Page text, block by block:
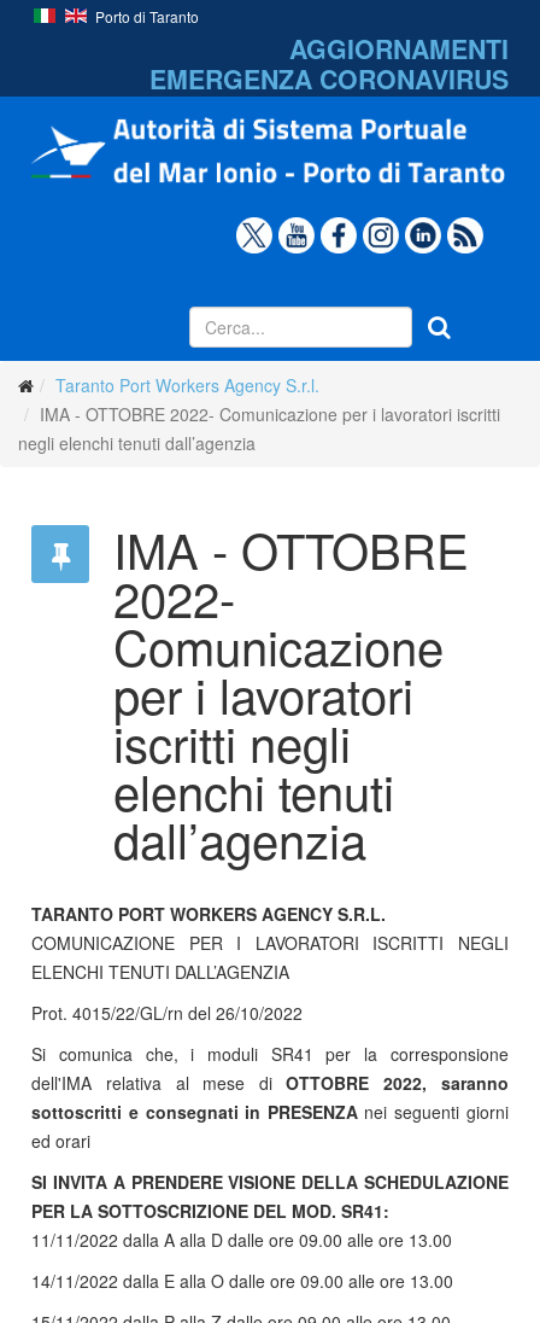
Porto di Taranto
AGGIORNAMENTI
EMERGENZA CORONAVIRUS
Taranto Port Workers Agency S.r.l.
IMA - OTTOBRE 2022- Comunicazione per i lavoratori iscritti
negli elenchi tenuti dall’agenzia
IMA - OTTOBRE
2022-
Comunicazione
per i lavoratori
iscritti negli
elenchi tenuti
dall’agenzia
TARANTO PORT WORKERS AGENCY S.R.L.
COMUNICAZIONE PER I LAVORATORI ISCRITTI NEGLI
ELENCHI TENUTI DALL’AGENZIA
Prot. 4015/22/GL/rn del 26/10/2022
Si comunica che, i moduli SR41 per la corresponsione
dell'IMA relativa al mese diOTTOBRE 2022, saranno
sottoscritti e consegnati in PRESENZAnei seguenti giorni
ed orari
SI INVITA A PRENDERE VISIONE DELLA SCHEDULAZIONE
PER LA SOTTOSCRIZIONE DEL MOD. SR41:
11/11/2022 dalla A alla D dalle ore 09.00 alle ore 13.00
14/11/2022 dalla E alla O dalle ore 09.00 alle ore 13.00